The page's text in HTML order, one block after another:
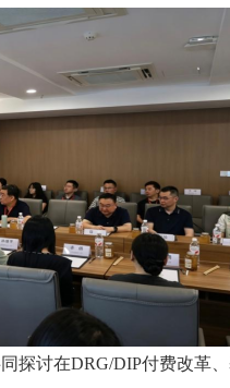
讨在DRG/DIP付费改革